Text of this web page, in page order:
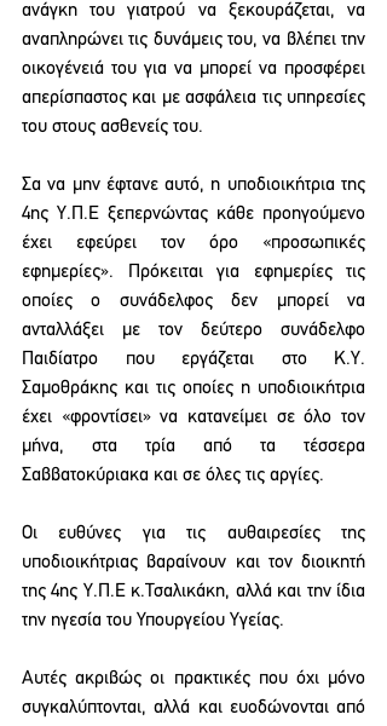
ανάγκη του γιατρού να ξεκουράζεται, να
αναπληρώνει τις δυνάμεις του, να βλέπει την
οικογένειά του για να μπορεί να προσφέρει
απερίσπαστος και με ασφάλεια τις υπηρεσίες
του στους ασθενείς του.
Σα να μην έφτανε αυτό, η υποδιοικήτρια της
4ης Υ.Π.Ε ξεπερνώντας κάθε προηγούμενο
έχει εφεύρει τον όρο «προσωπικές
εφημερίες». Πρόκειται για εφημερίες τις
οποίες ο συνάδελφος δεν μπορεί να
ανταλλάξει με τον δεύτερο συνάδελφο
Παιδίατρο που εργάζεται στο Κ.Υ.
Σαμοθράκης και τις οποίες η υποδιοικήτρια
έχει «φροντίσει» να κατανείμει σε όλο τον
μήνα, στα τρία από τα τέσσερα
Σαββατοκύριακα και σε όλες τις αργίες.
Οι ευθύνες για τις αυθαιρεσίες της
υποδιοικήτριας βαραίνουν και τον διοικητή
της 4ης Υ.Π.Ε κ.Τσαλικάκη, αλλά και την ίδια
την ηγεσία του Υπουργείου Υγείας.
Αυτές ακριβώς οι πρακτικές που όχι μόνο
συγκαλύπτονται, αλλά και ευοδώνονται από